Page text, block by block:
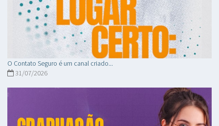
O Contato Seguro é um canal criado...
31/07/2026